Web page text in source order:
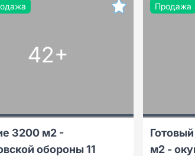
42+
3200 м2 -
обороны 11
Продажа
м2 -